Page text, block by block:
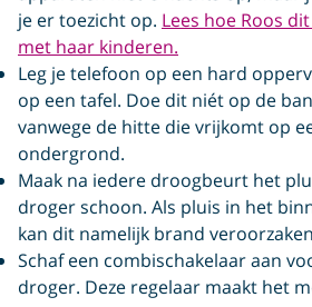
je er toezicht op. Lees hoe Roos
met haar kinderen.
Leg je telefoon op een hard
op een tafel. Doe dit niét op de
vanwege de hitte die vrijkomt op
ondergrond.
Maak na iedere droogbeurt het
droger schoon. Als pluis in het
kan dit namelijk brand
Schaf een combischakelaar aan
droger. Deze regelaar maakt het